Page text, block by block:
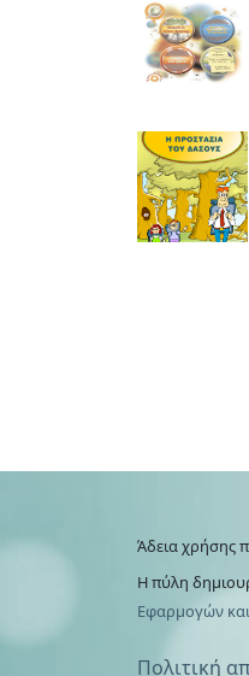
Άδεια χρήσης
Η πύλη
Εφαρμογών
Πολιτική